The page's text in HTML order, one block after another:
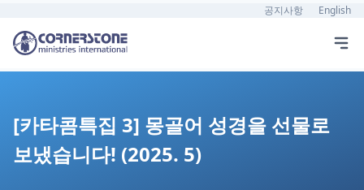
공지사항 English
[카타콤특집 3] 몽골어 성경을 선물로
보냈습니다! (2025. 5)